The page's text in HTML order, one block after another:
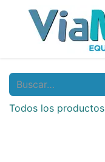
Todos los productos